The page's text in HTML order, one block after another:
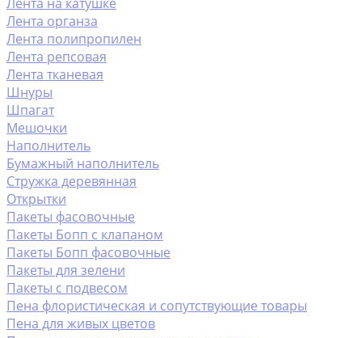
Лента органза
Лента полипропилен
Лента репсовая
Лента тканевая
Шнуры
Шпагат
Мешочки
Наполнитель
Бумажный наполнитель
Стружка деревянная
Открытки
Пакеты фасовочные
Пакеты Бопп с клапаном
Пакеты Бопп фасовочные
Пакеты для зелени
Пакеты с подвесом
Пена флористическая и сопутствующие товары
Пена для живых цветов